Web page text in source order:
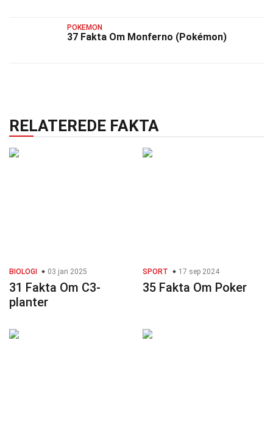
POKEMON
37 Fakta Om Monferno (Pokémon)
RELATEREDE FAKTA
BIOLOGI 03 jan 2025
31 Fakta Om C3-
planter
SPORT 17 sep 2024
35 Fakta Om Poker